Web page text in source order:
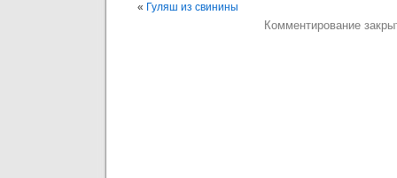
« Гуляш из свинины
Комментирование